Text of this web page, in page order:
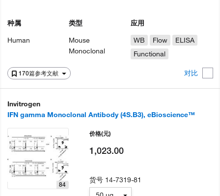
170篇参考文献 对比
种属
Human
类型
Mouse
Monoclonal
应用
WB
Flow
ELISA
Functional
Invitrogen
IFN gamma Monoclonal Antibody (4S.B3), eBioscience™
84
价格(元)
1,023.00
货号 14-7319-81